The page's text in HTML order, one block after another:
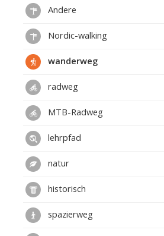
Andere
Nordic-walking
wanderweg
radweg
MTB-Radweg
lehrpfad
natur
historisch
spazierweg